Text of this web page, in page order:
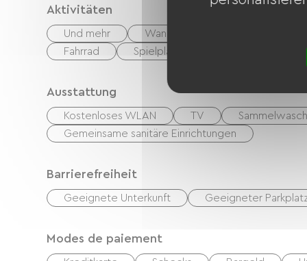
Aktivitäten
Und mehr Wandern
Fahrrad
Spielplatz
Ausstattung
Kostenloses WLAN TV
Gemeinsame sanitäre Einrichtungen
Barrierefreiheit
Geeignete Unterkunft Geeigneter
Modes de paiement